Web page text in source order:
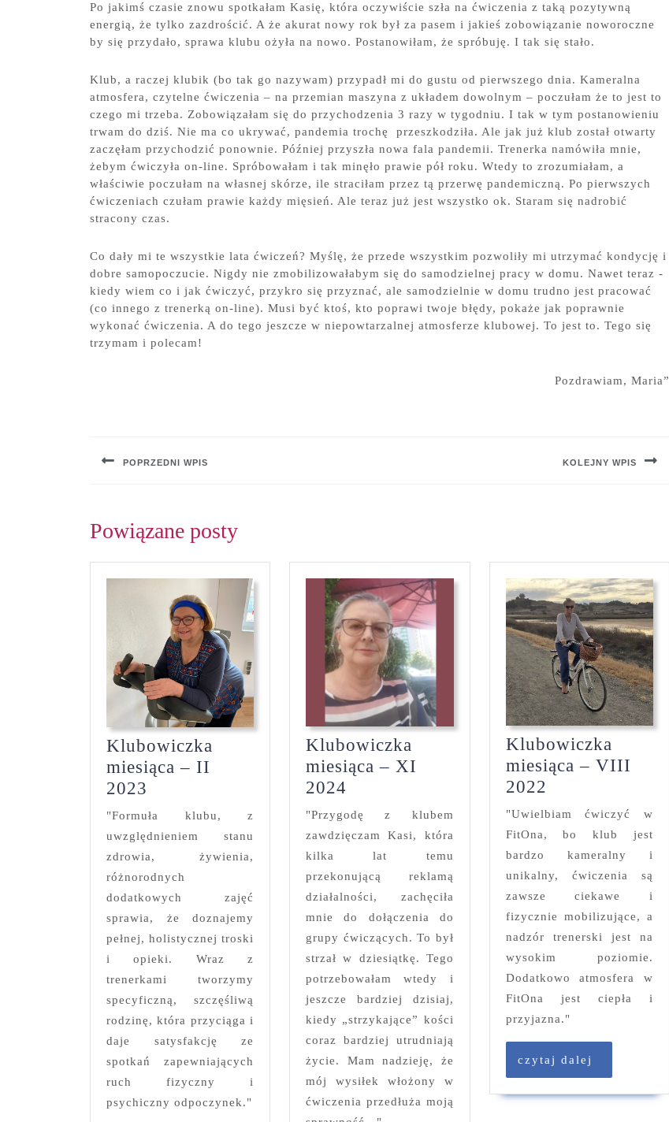
Po jakimś czasie znowu spotkałam Kasię, która oczywiście szła na ćwiczenia z taką pozytywną
energią, że tylko zazdrościć. A że akurat nowy rok był za pasem i jakieś zobowiązanie noworoczne
by się przydało, sprawa klubu ożyła na nowo. Postanowiłam, że spróbuję. I tak się stało.
Klub, a raczej klubik (bo tak go nazywam) przypadł mi do gustu od pierwszego dnia. Kameralna
atmosfera, czytelne ćwiczenia – na przemian maszyna z układem dowolnym – poczułam że to jest to
czego mi trzeba. Zobowiązałam się do przychodzenia 3 razy w tygodniu. I tak w tym postanowieniu
trwam do dziś. Nie ma co ukrywać, pandemia trochę przeszkodziła. Ale jak już klub został otwarty
zaczęłam przychodzić ponownie. Później przyszła nowa fala pandemii. Trenerka namówiła mnie,
żebym ćwiczyła on-line. Spróbowałam i tak minęło prawie pół roku. Wtedy to zrozumiałam, a
właściwie poczułam na własnej skórze, ile straciłam przez tą przerwę pandemiczną. Po pierwszych
ćwiczeniach czułam prawie każdy mięsień. Ale teraz już jest wszystko ok. Staram się nadrobić
stracony czas.
Co dały mi te wszystkie lata ćwiczeń? Myślę, że przede wszystkim pozwoliły mi utrzymać kondycję i
dobre samopoczucie. Nigdy nie zmobilizowałabym się do samodzielnej pracy w domu. Nawet teraz -
kiedy wiem co i jak ćwiczyć, przykro się przyznać, ale samodzielnie w domu trudno jest pracować
(co innego z trenerką on-line). Musi być ktoś, kto poprawi twoje błędy, pokaże jak poprawnie
wykonać ćwiczenia. A do tego jeszcze w niepowtarzalnej atmosferze klubowej. To jest to. Tego się
trzymam i polecam!
Pozdrawiam, Maria”
POPRZEDNI WPIS KOLEJNY WPIS
Powiązane posty
Klubowiczka
miesiąca – II
2023
miesiąca
–
II
2023
"Formuła klubu, z
uwzględnieniem stanu
zdrowia, żywienia,
różnorodnych
dodatkowych zajęć
sprawia, że doznajemy
pełnej, holistycznej troski
i opieki. Wraz z
trenerkami tworzymy
specyficzną, szczęśliwą
rodzinę, która przyciąga i
daje satysfakcję ze
spotkań zapewniających
ruch fizyczny i
psychiczny odpoczynek."
Klubowiczka
miesiąca – XI
2024
miesiąca
–
2024
"Przygodę z klubem
zawdzięczam Kasi, która
kilka lat temu
przekonującą reklamą
działalności, zachęciła
mnie do dołączenia do
grupy ćwiczących. To był
strzał w dziesiątkę. Tego
potrzebowałam wtedy i
jeszcze bardziej dzisiaj,
kiedy „strzykające” kości
coraz bardziej utrudniają
życie. Mam nadzieję, że
mój wysiłek włożony w
ćwiczenia przedłuża moją
Klubowiczka
miesiąca – VIII
2022
miesiąca
VIII
2022
"Uwielbiam ćwiczyć w
FitOna, bo klub jest
bardzo kameralny i
unikalny, ćwiczenia są
zawsze ciekawe i
fizycznie mobilizujące, a
nadzór trenerski jest na
wysokim poziomie.
Dodatkowo atmosfera w
FitOna jest ciepła i
przyjazna."
czytaj dalej
dalej